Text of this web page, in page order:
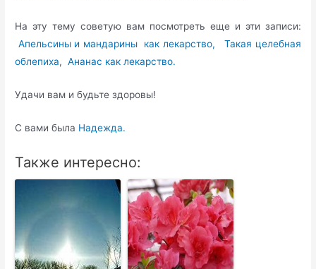
На эту тему советую вам посмотреть еще и эти записи:
Апельсины и мандарины как лекарство,
Такая целебная
облепиха,Ананас как лекарство.
Удачи вам и будьте здоровы!
С вами была Надежда.
Также интересно: